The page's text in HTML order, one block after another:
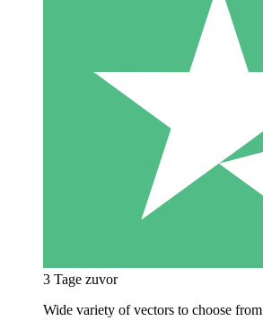
3 Tage zuvor
Wide variety of vectors to choose from